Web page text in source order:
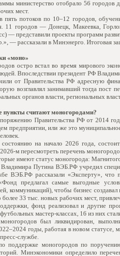
министерство отобрало 56
мест.
пять потоков по 10–12 городов,
11 городов — Донецк, Макеевка,
— представили проекты программ
— рассказали в Минэнерго. Итоговая
«моно»
остро встал во время мирового
Впоследствии президент РФ
от Правительства РФ адресную
возглавлял занимавший тогда
органов власти, региональных
пункты считают моногородами?
Правительства РФ от 2014
предприятии, или же это
на начало 2026 года,
м пересмотреть перечень
имеют статус моногорода:
Путина ВЭБ.РФ учредил
ВЭБ.РФ рассказали «Эксперту», что
предлагал самые выгодные
коммуникаций), чтобы бизнес
33 тыс. новых рабочих мест,
фонд реализовал и другие
мастер-классах, 16 из них
был ликвидирован,
годы, работая в новом
службе.
поддержке моногородов по
Минэкономики определило